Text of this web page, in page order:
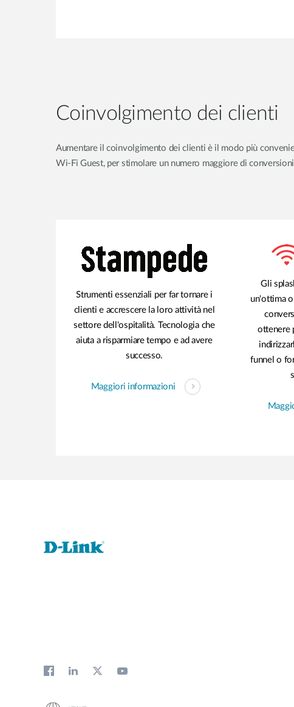
Coinvolgimento dei clienti
Aumentare il coinvolgimento dei clienti è il modo più
Wi-Fi Guest, per stimolare un numero maggiore di
Strumenti essenziali per far tornare i
clienti e accrescere la loro attività nel
settore dell'ospitalità. Tecnologia che
aiuta a risparmiare tempo e ad avere
successo.
Maggiori informazioni
Gli
un'ottima
ottenere
funnel o